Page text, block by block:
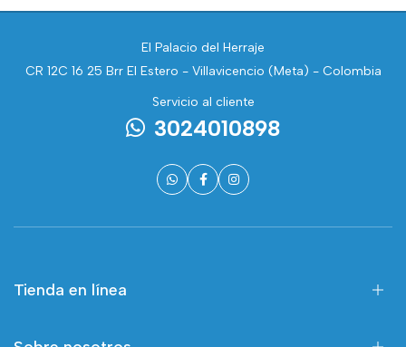
El Palacio del Herraje
CR 12C 16 25 Brr El Estero - Villavicencio (Meta) - Colombia
Servicio al cliente
3024010898
Tienda en línea